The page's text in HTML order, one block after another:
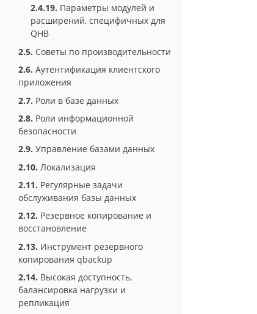
2.4.19. Параметры модулей и
расширений, специфичных для
QHB
2.5. Советы по производительности
2.6. Аутентификация клиентского
приложения
2.7. Роли в базе данных
2.8. Роли информационной
безопасности
2.9. Управление базами данных
2.10. Локализация
2.11. Регулярные задачи
обслуживания базы данных
2.12. Резервное копирование и
восстановление
2.13. Инструмент резервного
копирования qbackup
2.14. Высокая доступность,
балансировка нагрузки и
репликация